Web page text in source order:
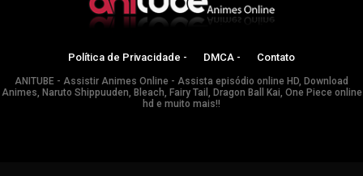
Política de Privacidade - DMCA - Contato
ANITUBE - Assistir Animes Online - Assista episódio online HD, Download
Animes, Naruto Shippuuden, Bleach, Fairy Tail, Dragon Ball Kai, One Piece online
hd e muito mais!!